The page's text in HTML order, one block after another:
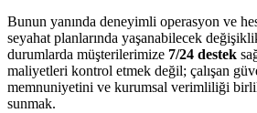
Bunun yanında deneyimli operasyon ve
seyahat planlarında yaşanabilecek
durumlarda müşterilerimize 7/24 destek
maliyetleri kontrol etmek değil; çalışan
memnuniyetini ve kurumsal verimliliği
sunmak.